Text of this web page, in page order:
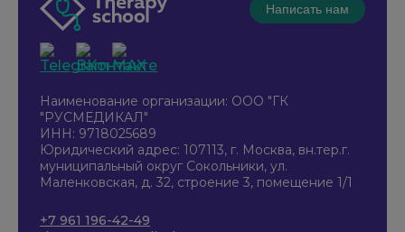
Написать нам
Наименование организации: ООО "ГК
"РУСМЕДИКАЛ"
ИНН: 9718025689
Юридический адрес: 107113, г. Москва, вн.тер.г.
муниципальный округ Сокольники, ул.
Маленковская, д. 32, строение 3, помещение 1/1
+7 961 196-42-49